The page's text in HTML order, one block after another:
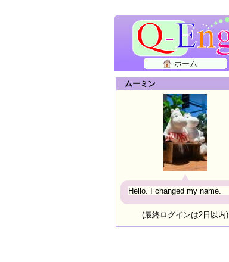
ホーム
ムーミン
Hello. I changed my name.
(最終ログインは2日以内)